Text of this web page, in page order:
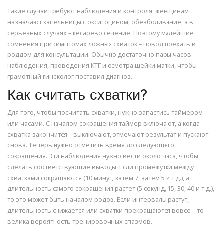
Такие случаи требуют наблюдения и контроля, женщинам
назначают капельницы с окситоцином, обезболивание, а в
серьезных случаях – кесарево сечение. Поэтому малейшие
сомнения при симптомах ложных схваток – повод поехать в
роддом для консультации. Обычно достаточно пары часов
наблюдения, проведения КТГ и осмотра шейки матки, чтобы
грамотный гинеколог поставил диагноз.
Как считать схватки?
Для того, чтобы посчитать схватки, нужно запастись таймером
или часами. С началом сокращения таймер включают, а когда
схватка закончится – выключают, отмечают результат и пускают
снова. Теперь нужно отметить время до следующего
сокращения. Эти наблюдения нужно вести около часа, чтобы
сделать соответствующие выводы. Если промежутки между
схватками сокращаются (10 минут, затем 7, затем 5 и т.д.), а
длительность самого сокращения растет (5 секунд, 15, 30, 40 и т.д.),
то это может быть началом родов. Если интервалы растут,
длительность снижается или схватки прекращаются вовсе – то
велика вероятность тренировочных спазмов.